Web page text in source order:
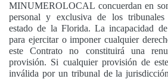
MINUMEROLOCAL concuerdan en
personal y exclusiva de los tribunales
estado de la Florida. La incapacidad
para ejercitar o imponer cualquier
este Contrato no constituirá una
provisión. Si cualquier provisión de
inválida por un tribunal de la